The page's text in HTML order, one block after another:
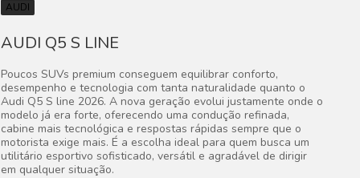
AUDI
AUDI Q5 S LINE
Poucos SUVs premium conseguem equilibrar conforto,
desempenho e tecnologia com tanta naturalidade quanto o
Audi Q5 S line 2026. A nova geração evolui justamente onde o
modelo já era forte, oferecendo uma condução refinada,
cabine mais tecnológica e respostas rápidas sempre que o
motorista exige mais. É a escolha ideal para quem busca um
utilitário esportivo sofisticado, versátil e agradável de dirigir
em qualquer situação.